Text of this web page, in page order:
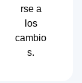
rse a
los
cambio
s.